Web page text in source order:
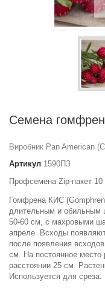
Семена
Виробник Pan American
Артикул 1590ПЗ
Профсемена Zip-пакет
Гомфрена КИС
длительным и обильным
50-60 см, с махровыми
апреле. Всходы
после появления
см. На постоянное
расстоянии 25 см.
Используется для среза.